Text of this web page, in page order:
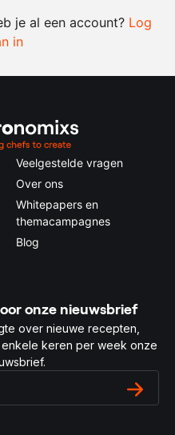
je al een account? Log
in
Veelgestelde vragen
Over ons
Whitepapers en
themacampagnes
Blog
onze nieuwsbrief
over nieuwe recepten,
keren per week onze